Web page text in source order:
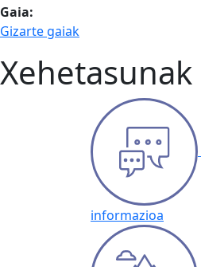
Gaia:
Gizarte gaiak
Xehetasunak
informazioa